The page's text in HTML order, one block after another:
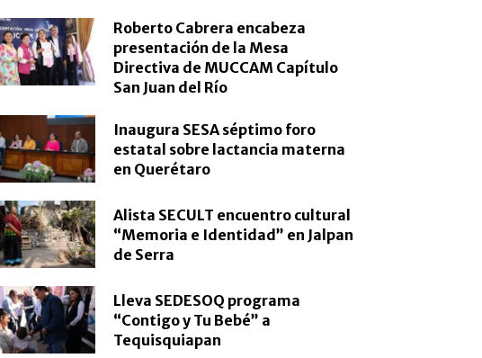
Roberto Cabrera encabeza
presentación de la Mesa
Directiva de MUCCAM Capítulo
San Juan del Río
Inaugura SESA séptimo foro
estatal sobre lactancia materna
en Querétaro
Alista SECULT encuentro cultural
“Memoria e Identidad” en Jalpan
de Serra
Lleva SEDESOQ programa
“Contigo y Tu Bebé” a
Tequisquiapan